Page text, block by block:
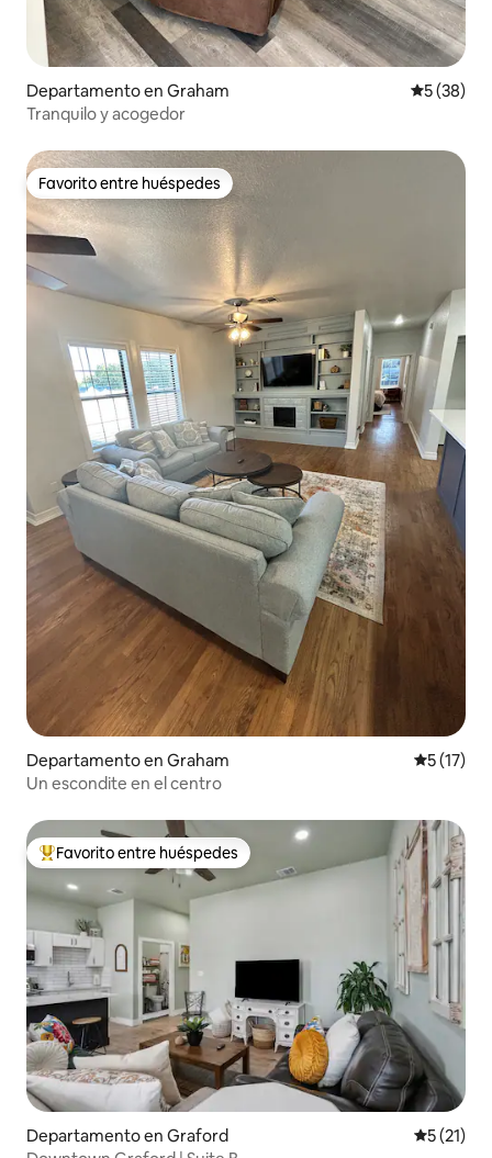
Departamento en Graham
5 (38)
Tranquilo y acogedor
Favorito entre huéspedes
Favorito entre huéspedes
Departamento en Graham
5 (17)
Un escondite en el centro
Favorito entre los huéspedes más destacados
Favorito entre huéspedes
Departamento en Graford
5 (21)